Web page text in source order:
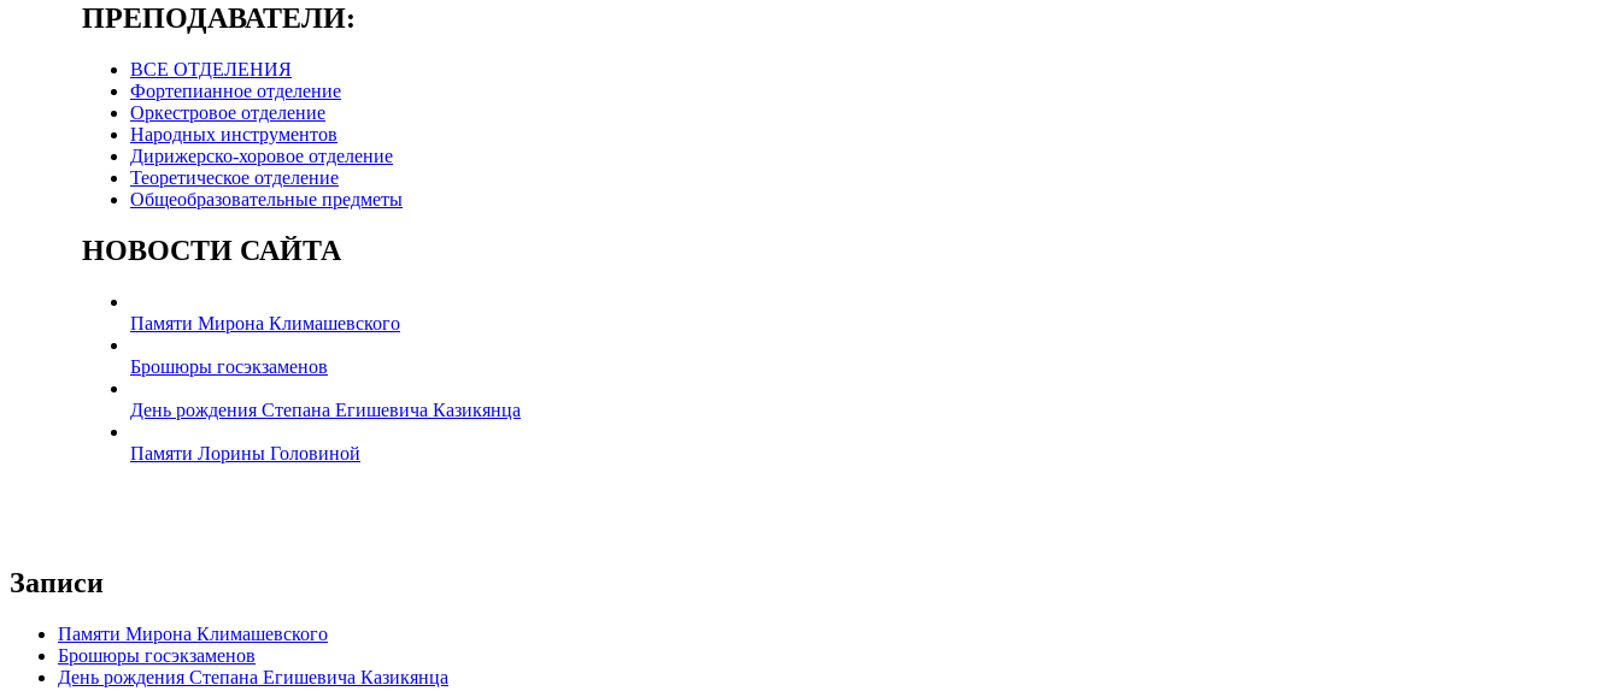
ПРЕПОДАВАТЕЛИ:
ВСЕ ОТДЕЛЕНИЯ
Фортепианное отделение
Оркестровое отделение
Народных инструментов
Дирижерско-хоровое отделение
Теоретическое отделение
Общеобразовательные предметы
НОВОСТИ САЙТА
Памяти Мирона Климашевского
Брошюры госэкзаменов
День рождения Степана Егишевича Казикянца
Памяти Лорины Головиной
Записи
Памяти Мирона Климашевского
Брошюры госэкзаменов
День рождения Степана Егишевича Казикянца